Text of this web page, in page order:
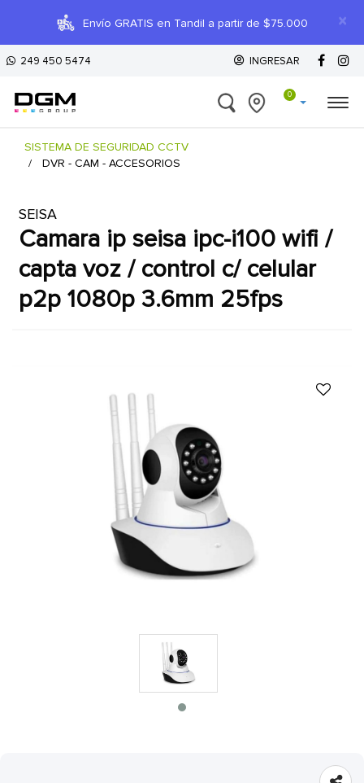
×
Envío GRATIS en Tandil a partir de $75.000
249 450 5474 INGRESAR
0
SISTEMA DE SEGURIDAD CCTV
DVR - CAM - ACCESORIOS
SEISA
camara ip seisa ipc-i100 wifi /
capta voz / control c/ celular
p2p 1080p 3.6mm 25fps